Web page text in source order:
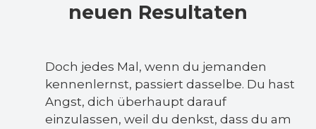
neuen Resultaten
Doch jedes Mal, wenn du jemanden
kennenlernst, passiert dasselbe. Du hast
Angst, dich überhaupt darauf
einzulassen, weil du denkst, dass du am